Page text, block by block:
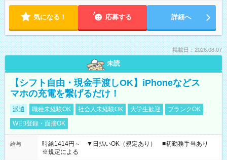
気になる！ 応募する 詳細へ
掲載日：2026.08.07
未読
【シフト自由・現金手渡しOK】iPhoneなどス
マホの充電を繋げるだけ！
派遣 職種未経験OK 社会人未経験OK 大学生歓迎
ブランクOK
WEB登録・面接OK
給与
時給1414円～ ▼日払いOK（規定あり） ■初勤務手当あり
※規定による